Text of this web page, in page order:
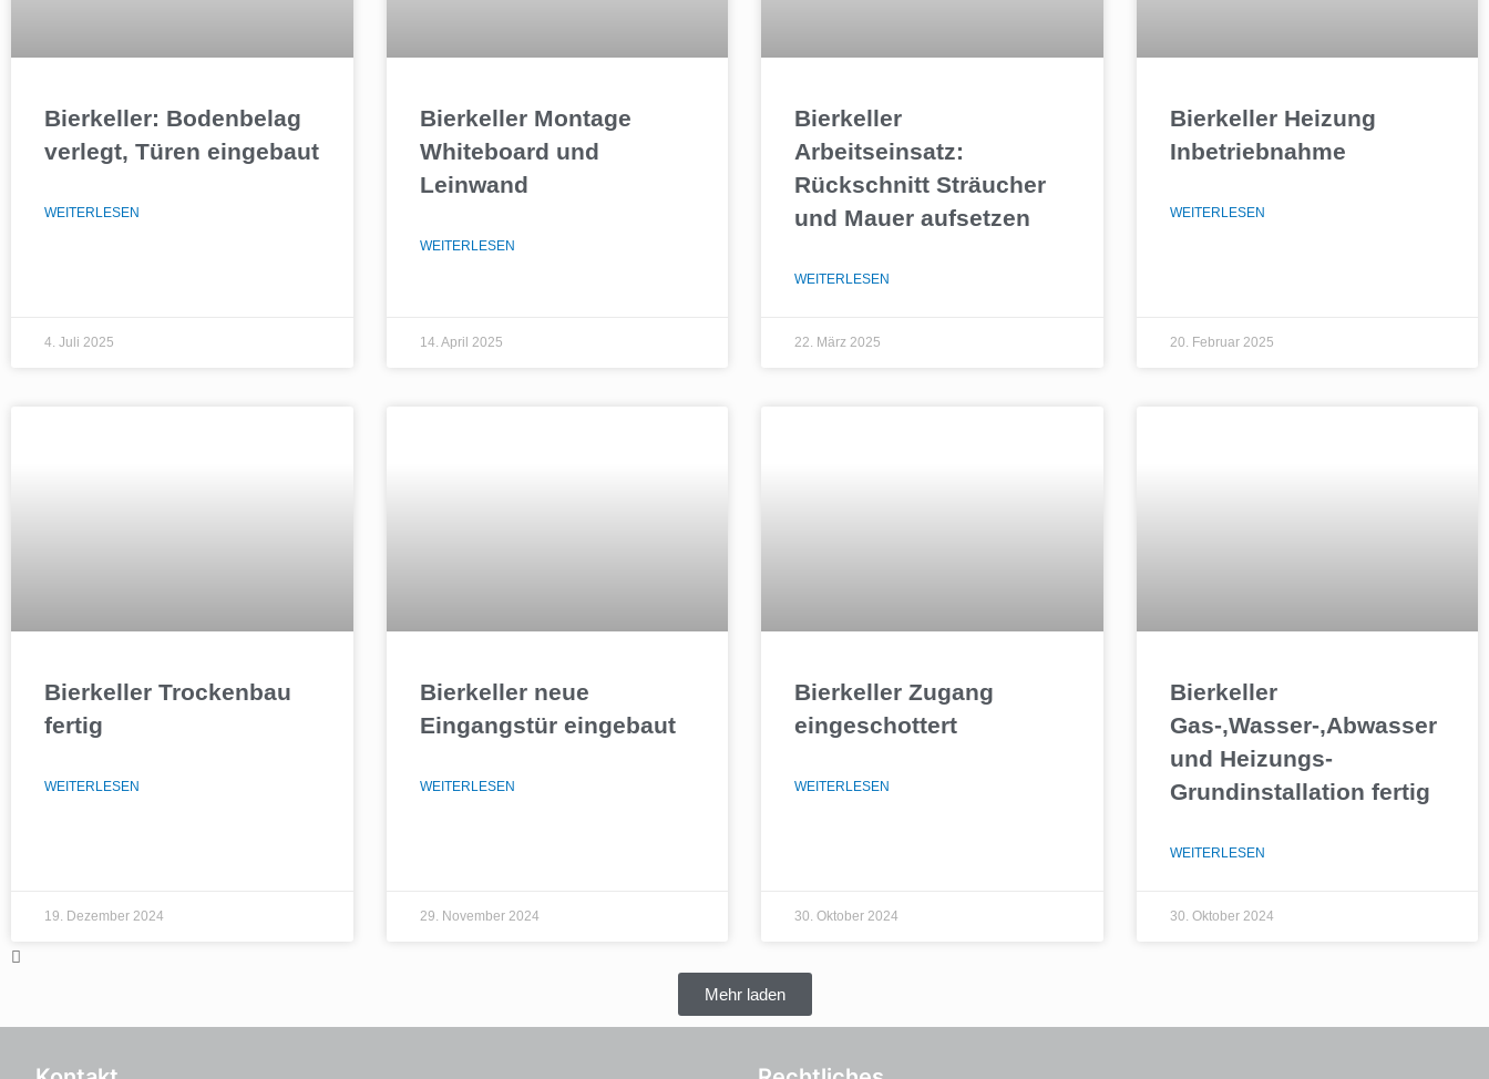
Bierkeller: Bodenbelag
verlegt, Türen eingebaut
WEITERLESEN
4. Juli 2025
Bierkeller Montage
Whiteboard und
Leinwand
WEITERLESEN
14. April 2025
Bierkeller
Arbeitseinsatz:
Rückschnitt Sträucher
und Mauer aufsetzen
WEITERLESEN
22. März 2025
Bierkeller Heizung
Inbetriebnahme
WEITERLESEN
20. Februar 2025
Bierkeller Trockenbau
fertig
WEITERLESEN
19. Dezember 2024
Bierkeller neue
Eingangstür eingebaut
WEITERLESEN
29. November 2024
Bierkeller Zugang
eingeschottert
WEITERLESEN
30. Oktober 2024
Bierkeller
Gas-,Wasser-,Abwasser
und Heizungs-
Grundinstallation fertig
WEITERLESEN
30. Oktober 2024
Mehr laden